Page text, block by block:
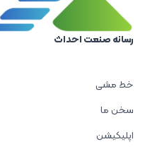
رسانه صنعت احداث
خط مشی
سخن ما
اپلیکیشن